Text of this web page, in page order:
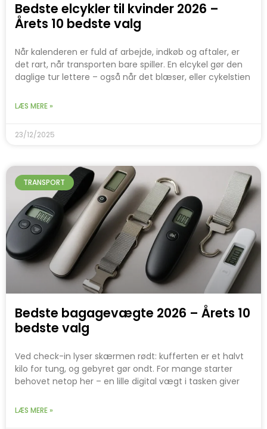
Bedste elcykler til kvinder 2026 –
Årets 10 bedste valg
Når kalenderen er fuld af arbejde, indkøb og aftaler, er
det rart, når transporten bare spiller. En elcykel gør den
daglige tur lettere – også når det blæser, eller cykelstien
LÆS MERE »
23/12/2025
TRANSPORT
Bedste bagagevægte 2026 – Årets 10
bedste valg
Ved check-in lyser skærmen rødt: kufferten er et halvt
kilo for tung, og gebyret gør ondt. For mange starter
behovet netop her – en lille digital vægt i tasken giver
LÆS MERE »